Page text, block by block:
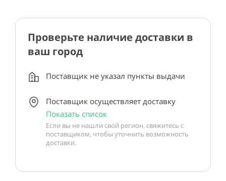
Проверьте наличие доставки в
ваш город
Поставщик не указал пункты выдачи
Поставщик осуществляет доставку
Показать список
Если вы не нашли свой регион, свяжитесь с
поставщиком, чтобы уточнить возможность
доставки.